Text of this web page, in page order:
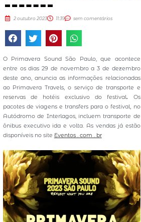
2 outubro 2023 11:39 sem comentários
O Primavera Sound São Paulo, que acontece
entre os dias 29 de novembro a 3 de dezembro
deste ano, anuncia as informações relacionadas
ao Primavera Travels, o serviço de transporte e
reservas de hotéis exclusivo do festival. Os
pacotes de viagens e transfers para o festival, no
Autódromo de Interlagos, incluem transporte de
ônibus executivo ida e volta. As vendas já estão
disponíveis no site Eventos . com . br